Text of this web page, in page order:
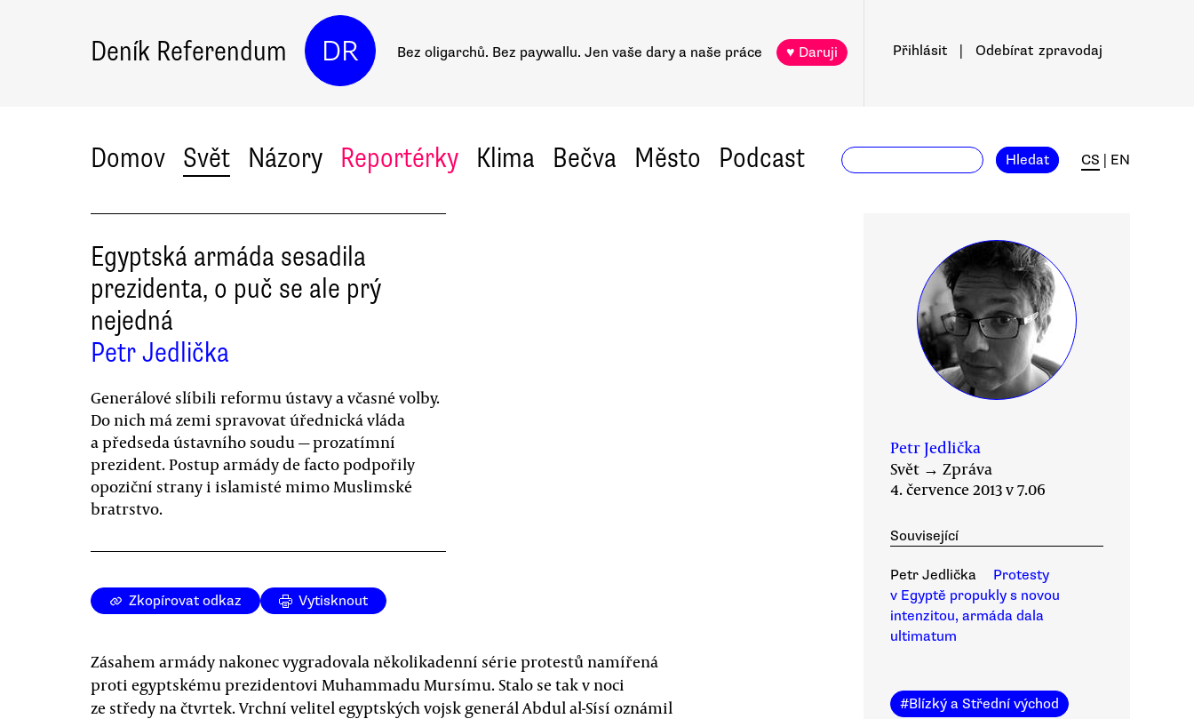
Deník Referendum DR Bez oligarchů. Bez paywallu. Jen vaše dary a naše práce ♥ Daruji Přihlásit Odebírat zpravodaj
Domov Svět Názory Reportérky Klima Bečva Město Podcast Hledat CS EN
Egyptská armáda sesadila
prezidenta, o puč se ale prý
nejedná
Petr Jedlička
Generálové slíbili reformu ústavy a včasné volby.
Do nich má zemi spravovat úřednická vláda
a předseda ústavního soudu — prozatímní
prezident. Postup armády de facto podpořily
opoziční strany i islamisté mimo Muslimské
bratrstvo.
Zkopírovat odkaz Vytisknout
Zásahem armády nakonec vygradovala několikadenní série protestů namířená
proti egyptskému prezidentovi Muhammadu Mursímu. Stalo se tak v noci
ze středy na čtvrtek. Vrchní velitel egyptských vojsk generál Abdul al-Sísí oznámil
Petr Jedlička
Svět → Zpráva
4. července 2013 v 7.06
Související
Petr Jedlička
Protesty
v Egyptě propukly s novou
intenzitou, armáda dala
ultimatum
#Blízký a Střední východ